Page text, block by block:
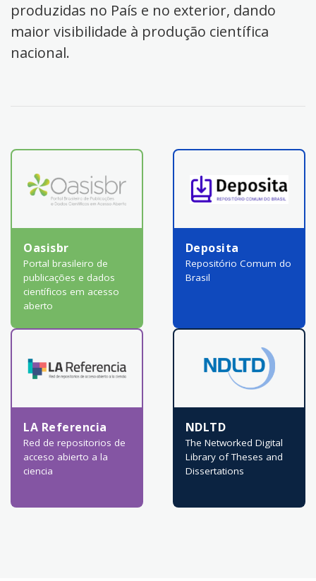
produzidas no País e no exterior, dando
maior visibilidade à produção científica
nacional.
Oasisbr
Portal brasileiro de
publicações e dados
científicos em acesso
aberto
Deposita
Repositório Comum do
Brasil
LA Referencia
Red de repositorios de
acceso abierto a la
ciencia
NDLTD
The Networked Digital
Library of Theses and
Dissertations